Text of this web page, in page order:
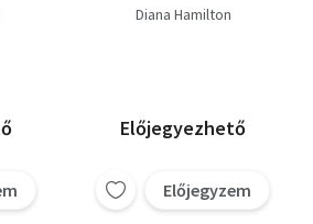
Diana Hamilton
Előjegyezhető
Előjegyzem